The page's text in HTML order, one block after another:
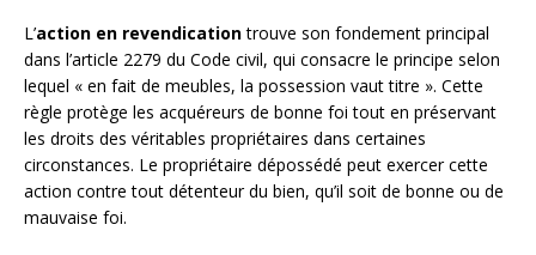
L’action en revendicationtrouve son fondement principal
dans l’article 2279 du Code civil, qui consacre le principe selon
lequel « en fait de meubles, la possession vaut titre ». Cette
règle protège les acquéreurs de bonne foi tout en préservant
les droits des véritables propriétaires dans certaines
circonstances. Le propriétaire dépossédé peut exercer cette
action contre tout détenteur du bien, qu’il soit de bonne ou de
mauvaise foi.